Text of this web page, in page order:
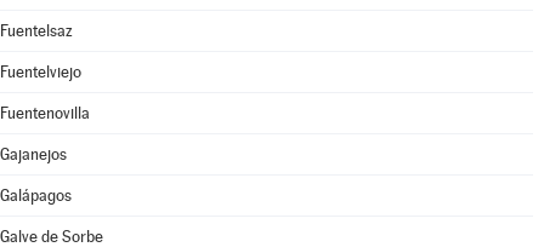
Fuentelsaz
Fuentelviejo
Fuentenovilla
Gajanejos
Galápagos
Galve de Sorbe